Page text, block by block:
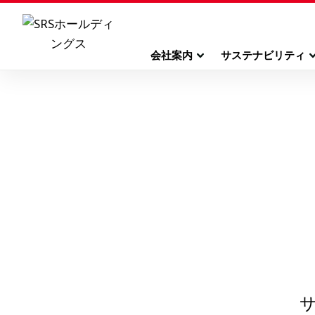
会社案内 サステナビリティ